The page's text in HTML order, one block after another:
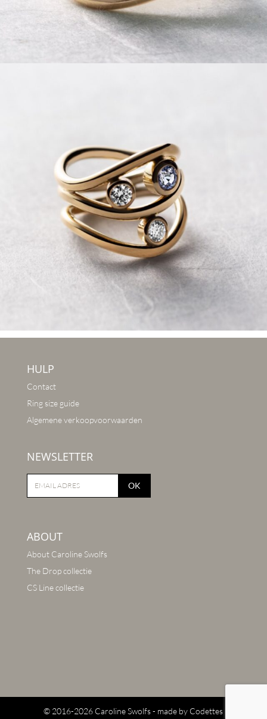
HULP
Contact
Ring size guide
Algemene verkoopvoorwaarden
NEWSLETTER
OK
ABOUT
About Caroline Swolfs
The Drop collectie
CS Line collectie
© 2016-2026 Caroline Swolfs - made by Codettes